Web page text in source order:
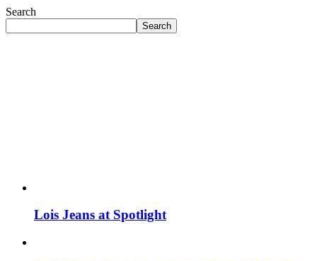
Search
Search
Lois Jeans at Spotlight